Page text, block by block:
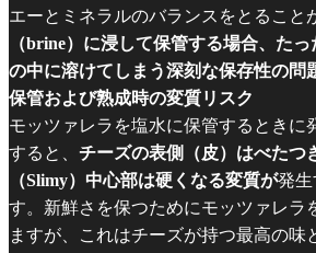
エーとミネラルのバランスをとること
（brine）に浸して保管する場合、た
の中に溶けてしまう深刻な保存性の問
保管および熟成時の変質リスク
モッツァレラを塩水に保管するときに
すると、 チーズの表側（皮）はべたつ
（Slimy）中心部は硬くなる変質が発生
す。新鮮さを保つためにモッツァレラ
ますが、これはチーズが持つ最高の味